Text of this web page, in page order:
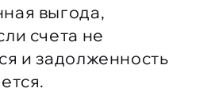
выгода,
счета не
и задолженность